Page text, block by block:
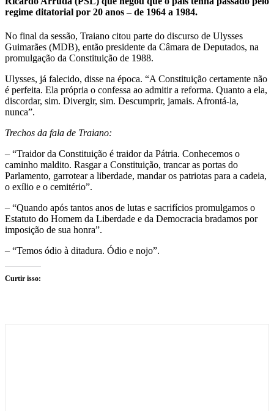
regime ditatorial por 20 anos – de 1964 a 1984.
No final da sessão, Traiano citou parte do discurso de Ulysses
Guimarães (MDB), então presidente da Câmara de Deputados, na
promulgação da Constituição de 1988.
Ulysses, já falecido, disse na época. “A Constituição certamente não
é perfeita. Ela própria o confessa ao admitir a reforma. Quanto a ela,
discordar, sim. Divergir, sim. Descumprir, jamais. Afrontá-la,
nunca”.
Trechos da fala de Traiano:
– “Traidor da Constituição é traidor da Pátria. Conhecemos o
caminho maldito. Rasgar a Constituição, trancar as portas do
Parlamento, garrotear a liberdade, mandar os patriotas para a cadeia,
o exílio e o cemitério”.
– “Quando após tantos anos de lutas e sacrifícios promulgamos o
Estatuto do Homem da Liberdade e da Democracia bradamos por
imposição de sua honra”.
– “Temos ódio à ditadura. Ódio e nojo”.
Curtir isso: